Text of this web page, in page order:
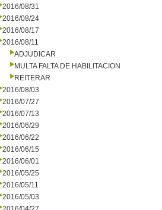
2016/08/31
2016/08/24
2016/08/17
2016/08/11
ADJUDICAR
MULTA FALTA DE HABILITACION
REITERAR
2016/08/03
2016/07/27
2016/07/13
2016/06/29
2016/06/22
2016/06/15
2016/06/01
2016/05/25
2016/05/11
2016/05/03